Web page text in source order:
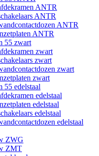
ANTR
ANTR
ANTR
ANTR
55 zwart
zwart
zwart
zwart
zwart
55 edelstaal
edelstaal
edelstaal
edelstaal
edelstaal
ZWG
ZMT